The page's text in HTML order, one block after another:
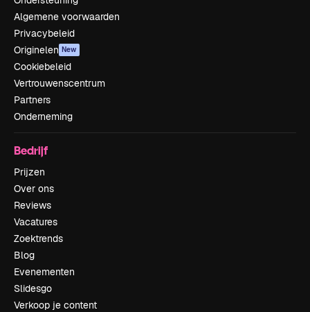
Algemene voorwaarden
Privacybeleid
Originelen New
Cookiebeleid
Vertrouwenscentrum
Partners
Onderneming
Bedrijf
Prijzen
Over ons
Reviews
Vacatures
Zoektrends
Blog
Evenementen
Slidesgo
Verkoop je content